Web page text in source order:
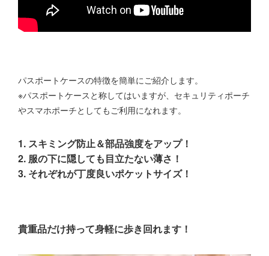
パスポートケースの特徴を簡単にご紹介します。
※パスポートケースと称してはいますが、セキュリティポーチ
やスマホポーチとしてもご利用になれます。
1. スキミング防止＆部品強度をアップ！
2. 服の下に隠しても目立たない薄さ！
3. それぞれが丁度良いポケットサイズ！
貴重品だけ持って身軽に歩き回れます！